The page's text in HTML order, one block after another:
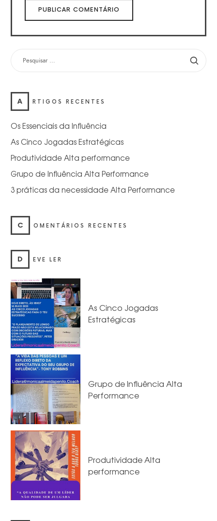
PESQUISAR
POR:
A RTIGOS RECENTES
Os Essenciais da Influência
As Cinco Jogadas Estratégicas
Produtividade Alta performance
Grupo de Influência Alta Performance
3 práticas da necessidade Alta Performance
C OMENTÁRIOS RECENTES
D EVE LER
As Cinco Jogadas
Estratégicas
Grupo de Influência Alta
Performance
Produtividade Alta
performance